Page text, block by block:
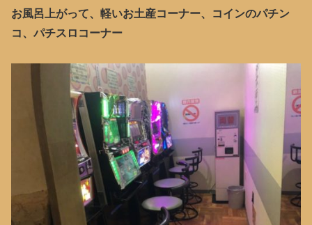
お風呂上がって、軽いお土産コーナー、コインのパチン
コ、パチスロコーナー